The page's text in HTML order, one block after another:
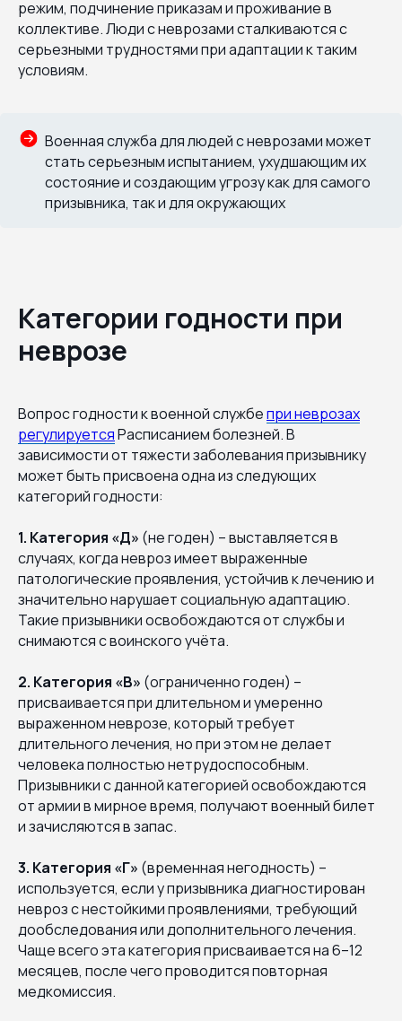
режим, подчинение приказам и проживание в
коллективе. Люди с неврозами сталкиваются с
серьезными трудностями при адаптации к таким
условиям.
Военная служба для людей с неврозами может
стать серьезным испытанием, ухудшающим их
состояние и создающим угрозу как для самого
призывника, так и для окружающих
Категории годности при
неврозе
Вопрос годности к военной службепри неврозах
регулируетсяРасписанием болезней. В
зависимости от тяжести заболевания призывнику
может быть присвоена одна из следующих
категорий годности:
1. Категория «Д» (не годен) – выставляется в
случаях, когда невроз имеет выраженные
патологические проявления, устойчив к лечению и
значительно нарушает социальную адаптацию.
Такие призывники освобождаются от службы и
снимаются с воинского учёта.
2. Категория «В» (ограниченно годен) –
присваивается при длительном и умеренно
выраженном неврозе, который требует
длительного лечения, но при этом не делает
человека полностью нетрудоспособным.
Призывники с данной категорией освобождаются
от армии в мирное время, получают военный билет
и зачисляются в запас.
3. Категория «Г» (временная негодность) –
используется, если у призывника диагностирован
невроз с нестойкими проявлениями, требующий
дообследования или дополнительного лечения.
Чаще всего эта категория присваивается на 6–12
месяцев, после чего проводится повторная
медкомиссия.